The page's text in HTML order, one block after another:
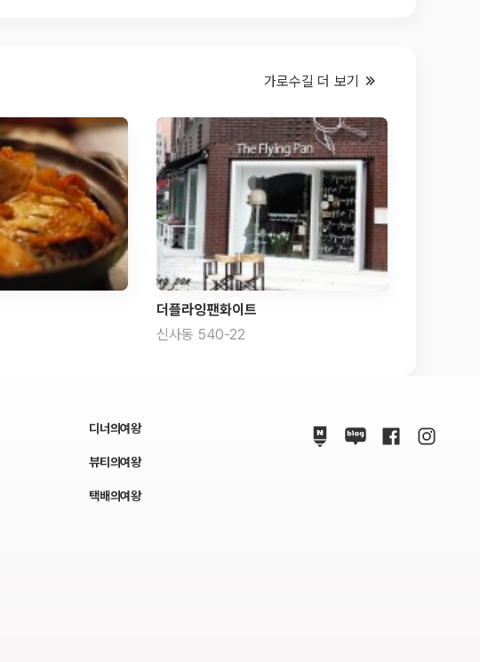
가로수길 더 보기
더플라잉팬화이트
신사동 540-22
디너의여왕
뷰티의여왕
택배의여왕